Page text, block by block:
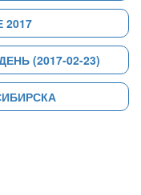
(2017-02-23)